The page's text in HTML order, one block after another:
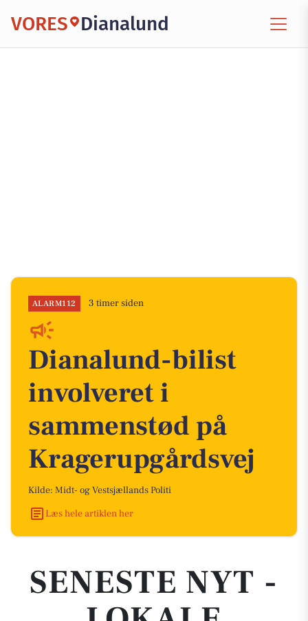
VORES Dianalund
ALARM112 3 timer siden
Dianalund-bilist
involveret i
sammenstød på
Kragerupgårdsvej
Kilde: Midt- og Vestsjællands Politi
Læs hele artiklen her
SENESTE NYT -